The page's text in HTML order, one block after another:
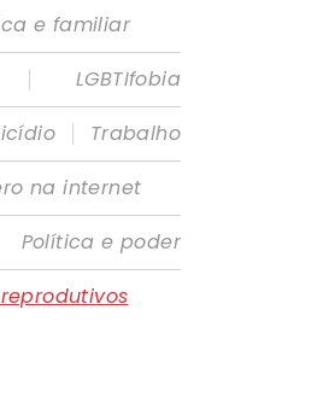
e familiar
|
LGBTIfobia
|
Trabalho
na internet
Política e poder